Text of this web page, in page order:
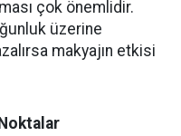
çok önemlidir.
üzerine
makyajın etkisi